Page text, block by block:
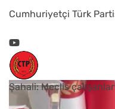
Cumhuriyetçi Türk
Şahali: Meclis